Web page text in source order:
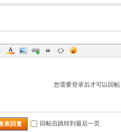
您需要登录后才可以回帖
表回复 回帖后跳转到最后一页